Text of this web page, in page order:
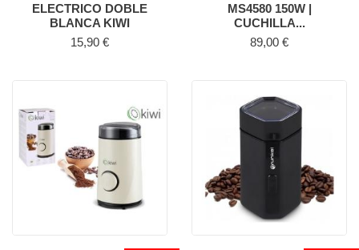
ELECTRICO DOBLE
BLANCA KIWI
Precio
15,90 €
MS4580 150W |
CUCHILLA...
Precio
89,00 €